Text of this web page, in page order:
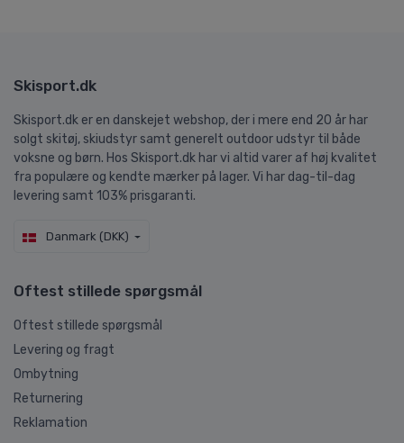
Skisport.dk
Skisport.dk er en danskejet webshop, der i mere end 20 år har
solgt skitøj, skiudstyr samt generelt outdoor udstyr til både
voksne og børn. Hos Skisport.dk har vi altid varer af høj kvalitet
fra populære og kendte mærker på lager. Vi har dag-til-dag
levering samt 103% prisgaranti.
Danmark (DKK)
Oftest stillede spørgsmål
Oftest stillede spørgsmål
Levering og fragt
Ombytning
Returnering
Reklamation